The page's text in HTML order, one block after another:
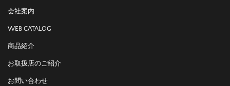
会社案内
WEB CATALOG
商品紹介
お取扱店のご紹介
お問い合わせ